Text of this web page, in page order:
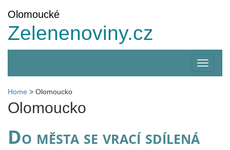
Olomoucké
Zelenenoviny.cz
menu
Home > Olomoucko
Olomoucko
Do města se vrací sdílená